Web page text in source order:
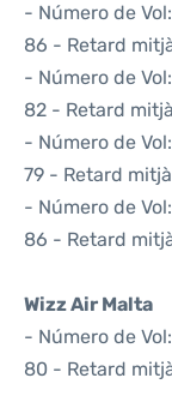
- Número de Vol:
86 - Retard
- Número de Vol:
82 - Retard
- Número de Vol:
79 - Retard
- Número de Vol:
86 - Retard
Wizz Air Malta
- Número de Vol:
80 - Retard